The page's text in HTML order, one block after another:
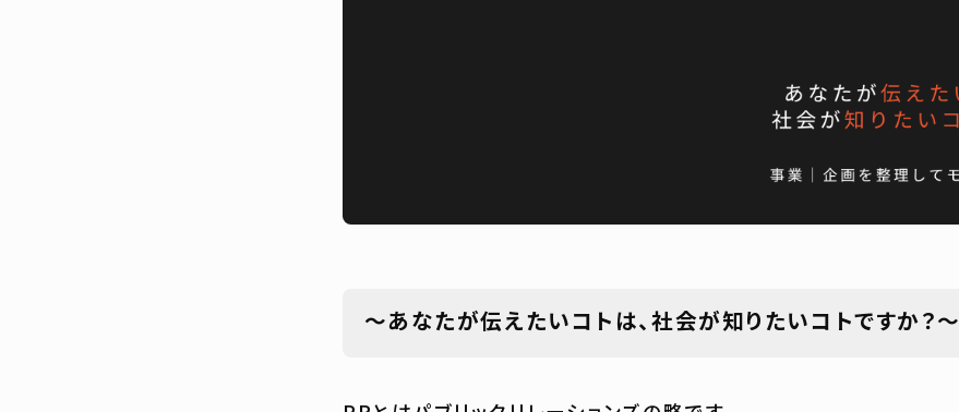
～あなたが伝えたいコトは、社会が知りたいコトですか？～